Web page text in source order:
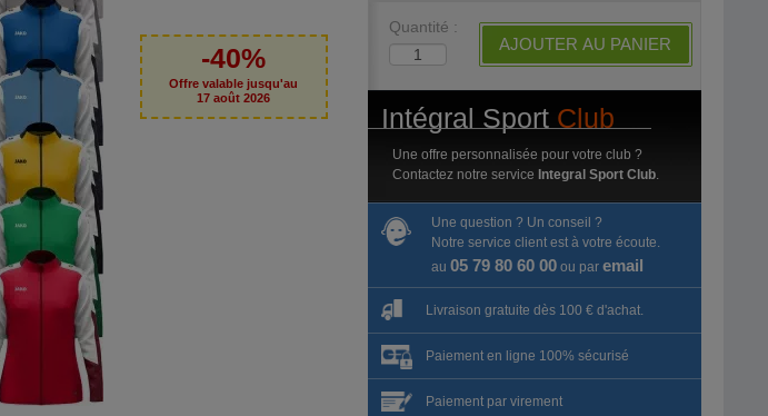
-40%
Offre valable jusqu'au
17 août 2026
Quantité :
AJOUTER AU PANIER
Intégral Sport Club
Une offre personnalisée pour votre club ?
Contactez notre service Integral Sport Club.
Une question ? Un conseil ?
Notre service client est à votre écoute.
au 05 79 80 60 00ou par email
Livraison gratuite dès 100 € d'achat.
Paiement en ligne 100% sécurisé
Paiement par virement